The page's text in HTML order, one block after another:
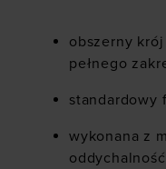
obszerny
pełnego
standardowy
wykonana z